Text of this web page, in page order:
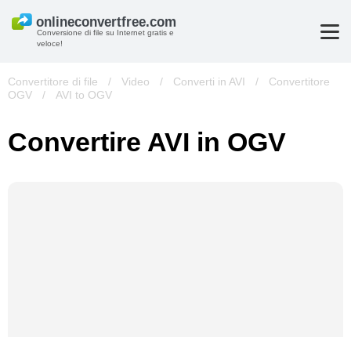
Conversione di file su Internet gratis e
veloce!
Convertitore di file / Video / Converti in AVI /
Convertitore
OGV
/ AVI to OGV
Convertire AVI in OGV